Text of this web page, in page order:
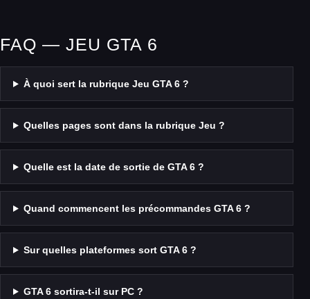
FAQ — JEU GTA 6
À quoi sert la rubrique Jeu GTA 6 ?
Quelles pages sont dans la rubrique Jeu ?
Quelle est la date de sortie de GTA 6 ?
Quand commencent les précommandes GTA 6 ?
Sur quelles plateformes sort GTA 6 ?
GTA 6 sortira-t-il sur PC ?